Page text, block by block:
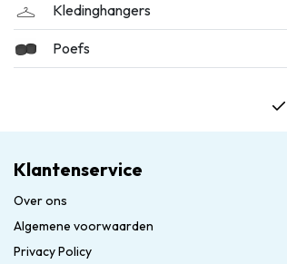
Kledinghangers
Poefs
Klantenservice
Over ons
Algemene voorwaarden
Privacy Policy